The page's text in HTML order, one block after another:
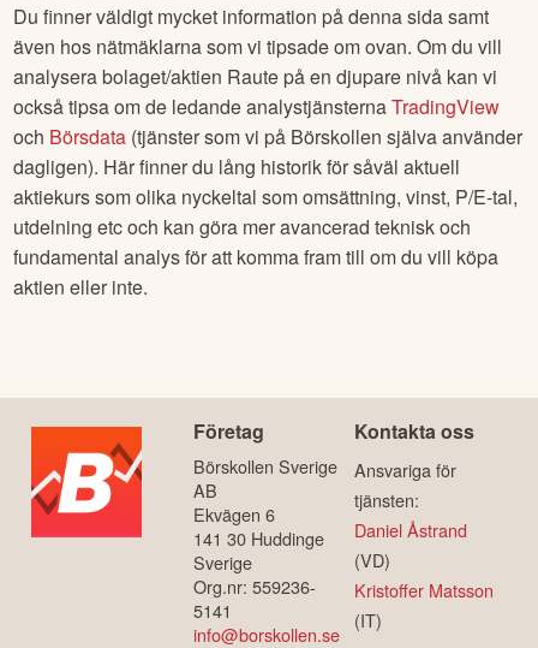
Du finner väldigt mycket information på denna sida samt
även hos nätmäklarna som vi tipsade om ovan. Om du vill
analysera bolaget/aktien Raute på en djupare nivå kan vi
också tipsa om de ledande analystjänsternaTradingView
och Börsdata (tjänster som vi på Börskollen själva använder
dagligen). Här finner du lång historik för såväl aktuell
aktiekurs som olika nyckeltal som omsättning, vinst, P/E-tal,
utdelning etc och kan göra mer avancerad teknisk och
fundamental analys för att komma fram till om du vill köpa
aktien eller inte.
Företag
Börskollen Sverige
AB
Ekvägen 6
141 30 Huddinge
Sverige
Org.nr: 559236-
5141
info@borskollen.se
Kontakta oss
Ansvariga för
tjänsten:
Daniel Åstrand
(VD)
Kristoffer Matsson
(IT)